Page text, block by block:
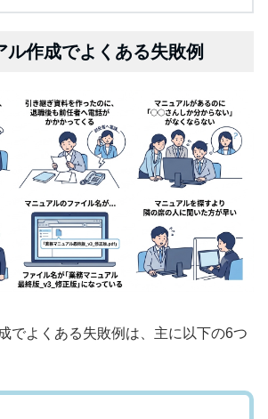
ル作成でよくある失敗例
でよくある失敗例は、主に以下の6つ